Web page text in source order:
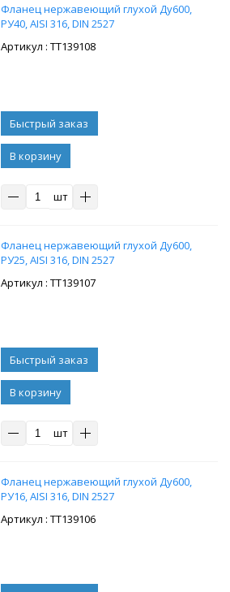
Фланец нержавеющий глухой Ду600,
РУ40, AISI 316, DIN 2527
: ТТ139108
В корзину
шт
Фланец нержавеющий глухой Ду600,
РУ25, AISI 316, DIN 2527
: ТТ139107
В корзину
шт
Фланец нержавеющий глухой Ду600,
РУ16, AISI 316, DIN 2527
: ТТ139106